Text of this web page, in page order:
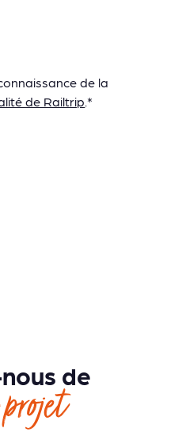
de la
de Railtrip.*
de